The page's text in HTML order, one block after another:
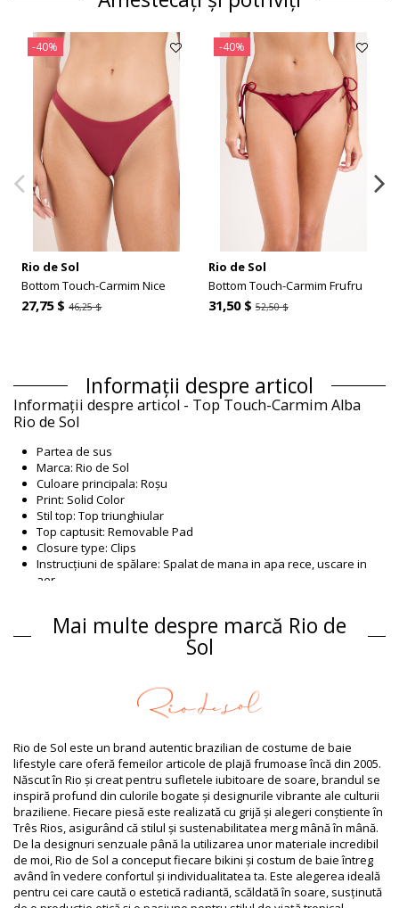
-40%
Rio de Sol
Bottom Touch-Carmim Nice
27,75 $46,25 $
-40%
Rio de Sol
Bottom Touch-Carmim Frufru
31,50 $ 52,50 $
Informații despre articol
Informații despre articol - Top Touch-Carmim Alba
Rio de Sol
Partea de sus
Marca: Rio de Sol
Culoare principala: Roșu
Print: Solid Color
Stil top: Top triunghiular
Top captusit: Removable Pad
Closure type: Clips
Instrucțiuni de spălare: Spalat de mana in apa rece, uscare in
aer
Partea de sus Roșu Rio de Sol
Compoziție
Compoziție: 84% Biodegradable Nylon (AMNI SOUL ECO), 16%
Spandex (LYCRA) - OEKO-TEX - Chlorine Resistant
Căptușeală: 84% Biodegradable Nylon (AMNI SOUL ECO), 16%
UV Protection: UPF 50+
Informaţii produs
Departamentul: Femei, Partea de sus
Ambalajul include: 1 x Partea de sus (Nu sunt incluse alte
accesorii)
HS CODE: 6112.41.0010
SKU: 1981124179
EAN: XS (7899810368447), S (7899810368454), M (7899810368461),
L (7899810368478), XL (7899810368485)
Mai multe despre marcă Rio de
Sol
Rio de Sol este un brand autentic brazilian de costume de baie
lifestyle care oferă femeilor articole de plajă frumoase încă din 2005.
Născut în Rio și creat pentru sufletele iubitoare de soare, brandul se
inspiră profund din culorile bogate și designurile vibrante ale culturii
braziliene. Fiecare piesă este realizată cu grijă și alegeri conștiente în
Três Rios, asigurând că stilul și sustenabilitatea merg mână în mână.
De la designuri senzuale până la utilizarea unor materiale incredibil
de moi, Rio de Sol a conceput fiecare bikini și costum de baie întreg
având în vedere confortul și individualitatea ta. Este alegerea ideală
pentru cei care caută o estetică radiantă, scăldată în soare, susținută